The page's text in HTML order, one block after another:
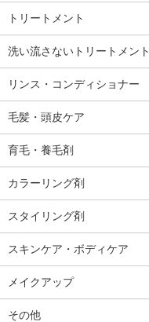
トリートメント
洗い流さないトリートメント
リンス・コンディショナー
毛髪・頭皮ケア
育毛・養毛剤
カラーリング剤
スタイリング剤
スキンケア・ボディケア
メイクアップ
その他